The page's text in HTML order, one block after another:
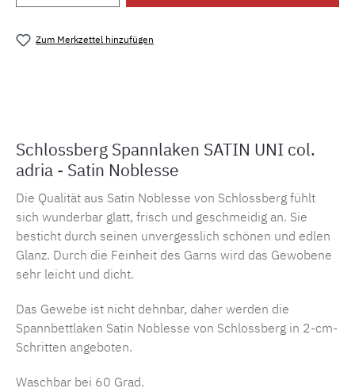
Zum Merkzettel hinzufügen
Schlossberg Spannlaken SATIN UNI col.
adria - Satin Noblesse
Die Qualität aus Satin Noblesse von Schlossberg fühlt
sich wunderbar glatt, frisch und geschmeidig an. Sie
besticht durch seinen unvergesslich schönen und edlen
Glanz. Durch die Feinheit des Garns wird das Gewobene
sehr leicht und dicht.
Das Gewebe ist nicht dehnbar, daher werden die
Spannbettlaken Satin Noblesse von Schlossberg in 2-cm-
Schritten angeboten.
Waschbar bei 60 Grad.